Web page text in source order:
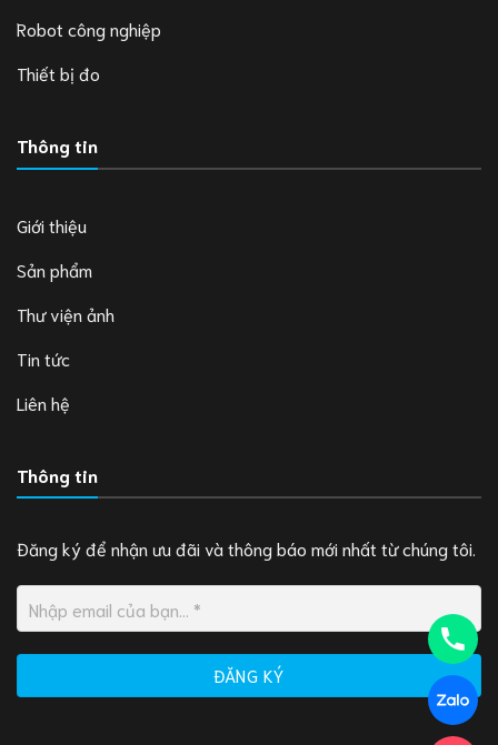
Robot công nghiệp
Thiết bị đo
Thông tin
Giới thiệu
Sản phẩm
Thư viện ảnh
Tin tức
Liên hệ
Thông tin
Đăng ký để nhận ưu đãi và thông báo mới nhất từ chúng tôi.